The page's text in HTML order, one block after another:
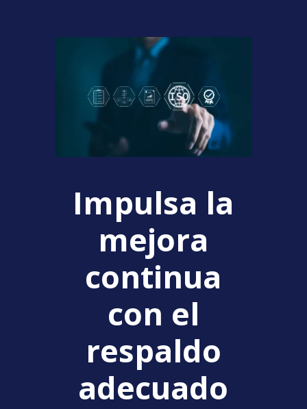
Impulsa la
mejora
continua
con el
respaldo
adecuado